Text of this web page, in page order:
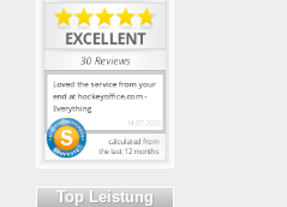
Top Leistung